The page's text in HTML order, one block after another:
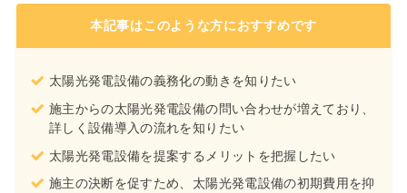
本記事はこのような方におすすめです
太陽光発電設備の義務化の動きを知りたい
施主からの太陽光発電設備の問い合わせが増えており、
詳しく設備導入の流れを知りたい
太陽光発電設備を提案するメリットを把握したい
施主の決断を促すため、太陽光発電設備の初期費用を抑